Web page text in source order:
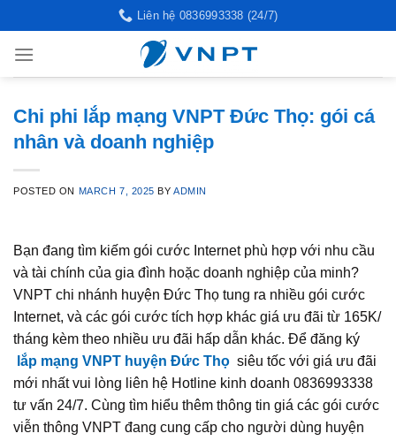
to
content
Liên hệ 0836993338 (24/7)
Chi phi lắp mạng VNPT Đức Thọ: gói cá
nhân và doanh nghiệp
POSTED ON MARCH 7, 2025 BYADMIN
Bạn đang tìm kiếm gói cước Internet phù hợp với nhu cầu
và tài chính của gia đình hoặc doanh nghiệp của minh?
VNPT chi nhánh huyện Đức Thọ tung ra nhiều gói cước
Internet, và các gói cước tích hợp khác giá ưu đãi từ 165K/
tháng kèm theo nhiều ưu đãi hấp dẫn khác. Để đăng ký
lắp mạng VNPT huyện Đức Thọ siêu tốc với giá ưu đãi
mới nhất vui lòng liên hệ Hotline kinh doanh 0836993338
tư vấn 24/7. Cùng tìm hiểu thêm thông tin giá các gói cước
viễn thông VNPT đang cung cấp cho người dùng huyện